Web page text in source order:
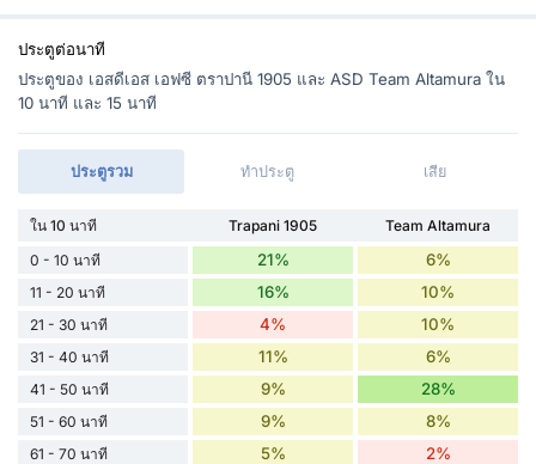
ประตูต่อนาที
ประตูของ เอสดีเอส เอฟซี ตราปานี 1905 และ ASD Team Altamura ใน
10 นาที และ 15 นาที
ประตูรวม ทำประตู เสีย
ใน 10 นาที Trapani 1905
Team Altamura
0 - 10 นาที
21% 6%
11 - 20 นาที 16% 10%
21 - 30 นาที 4% 10%
31 - 40 นาที 11% 6%
41 - 50 นาที 9% 28%
51 - 60 นาที 9% 8%
61 - 70 นาที 5% 2%